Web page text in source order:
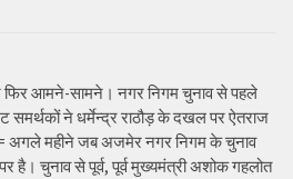
आमने-सामने। नगर निगम चुनाव से पहले
समर्थकों ने धर्मेन्द्र राठौड़ के दखल पर ऐतराज
अगले महीने जब अजमेर नगर निगम के चुनाव
है। चुनाव से पूर्व, पूर्व मुख्यमंत्री अशोक गहलोत